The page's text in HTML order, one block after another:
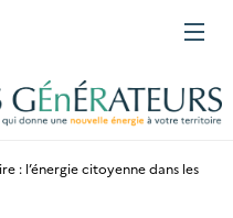
Menu
: l’énergie citoyenne dans les